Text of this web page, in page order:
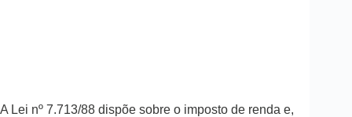
A Lei nº 7.713/88 dispõe sobre o imposto de renda e,